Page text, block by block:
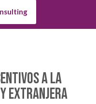
a la
extranjera